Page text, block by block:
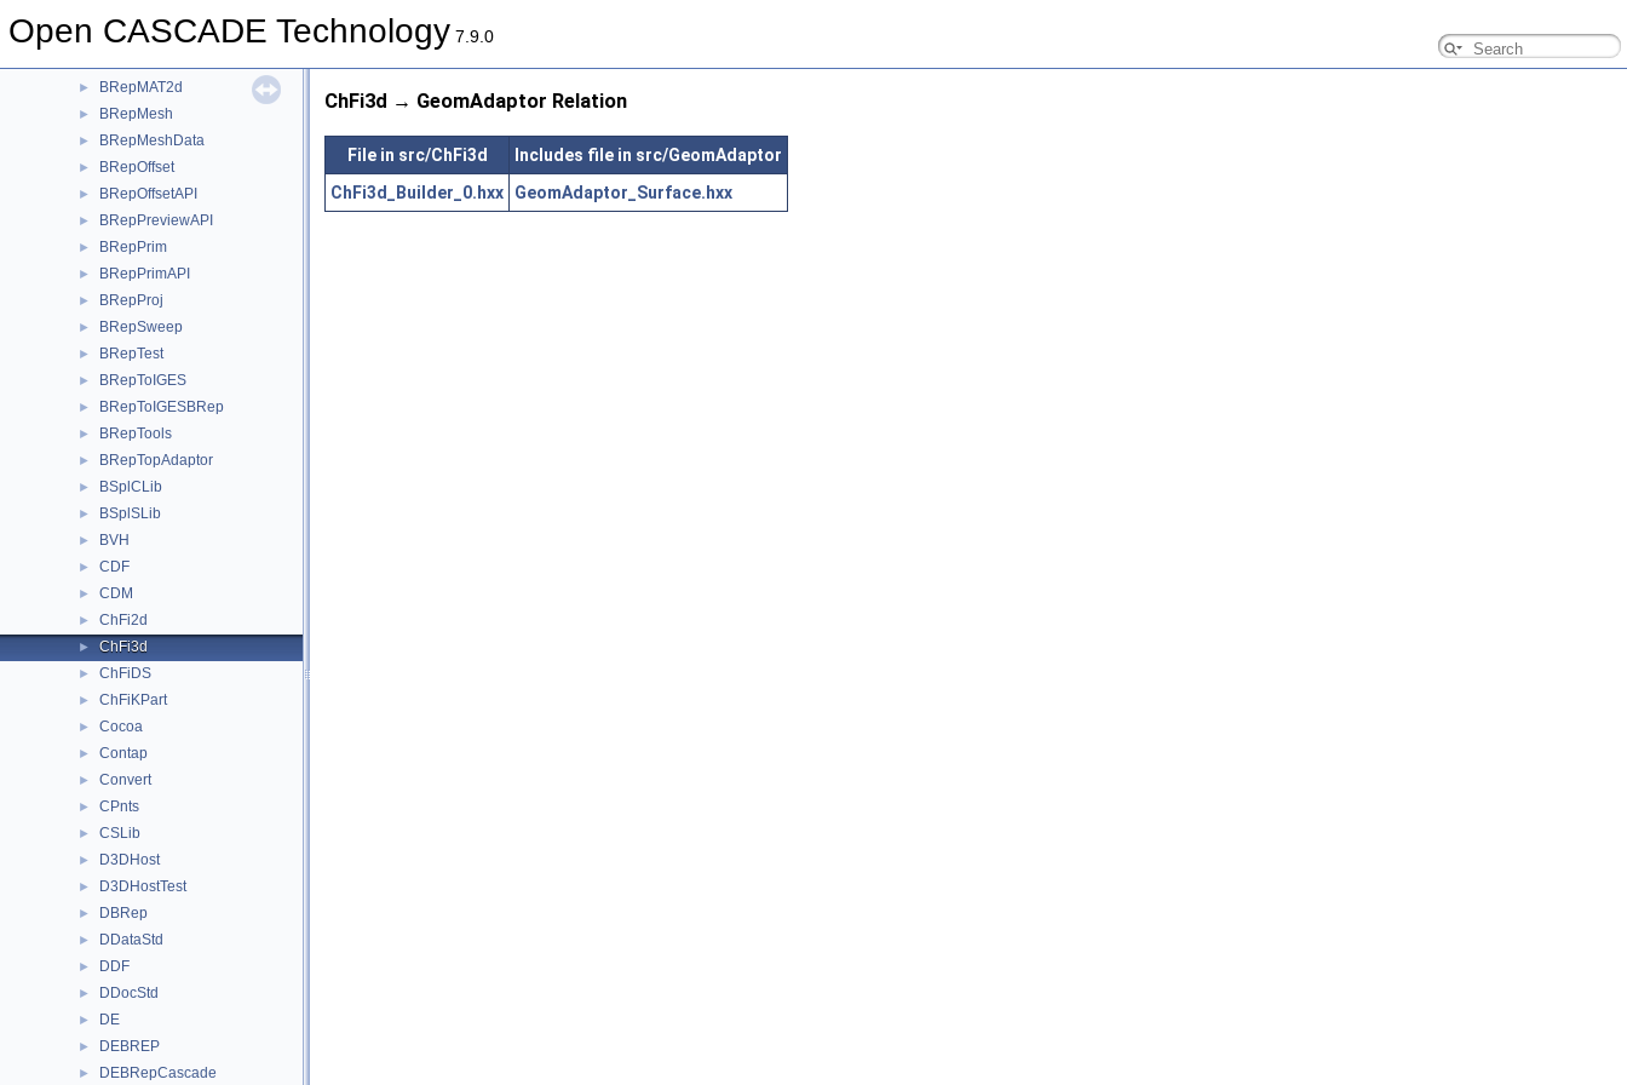
Open CASCADE Technology 7.9.0
► BRepLib
► BRepMAT2d
► BRepMesh
► BRepMeshData
► BRepOffset
► BRepOffsetAPI
► BRepPreviewAPI
► BRepPrim
► BRepPrimAPI
► BRepProj
► BRepSweep
► BRepTest
► BRepToIGES
► BRepToIGESBRep
► BRepTools
► BRepTopAdaptor
► BSplCLib
► BSplSLib
► BVH
► CDF
► CDM
► ChFi2d
► ChFi3d
► ChFiDS
► ChFiKPart
► Cocoa
► Contap
► Convert
► CPnts
► CSLib
► D3DHost
► D3DHostTest
► DBRep
► DDataStd
► DDF
► DDocStd
► DE
► DEBREP
► DEBRepCascade
ChFi3d → GeomAdaptor Relation
File in src/ChFi3d
Includes file in src/GeomAdaptor
ChFi3d_Builder_0.hxx
GeomAdaptor_Surface.hxx